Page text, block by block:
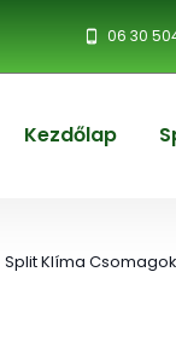
06 30
Kezdőlap
Split Klíma Csomagok